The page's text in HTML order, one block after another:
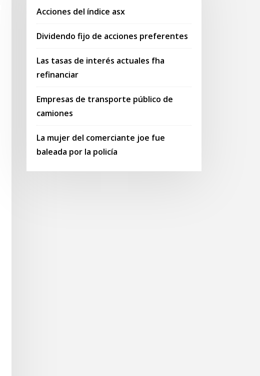
Acciones del índice asx
Dividendo fijo de acciones preferentes
Las tasas de interés actuales fha
refinanciar
Empresas de transporte público de
camiones
La mujer del comerciante joe fue
baleada por la policía